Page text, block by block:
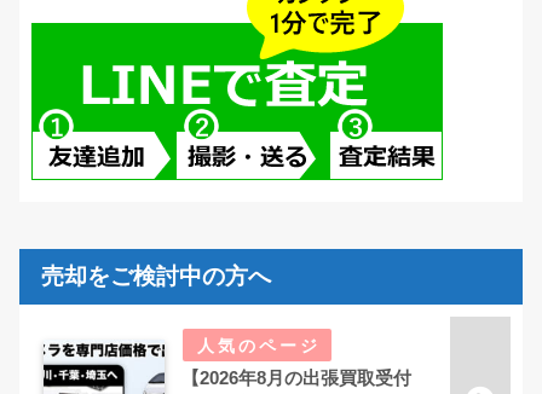
売却をご検討中の方へ
【2026年8月の出張買取受付